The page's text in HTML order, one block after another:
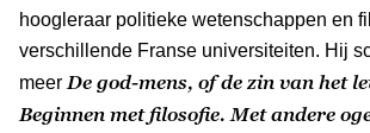
hoogleraar politieke wetenschappen en
verschillende Franse universiteiten. Hij
meer De god-mens, of de zin van het
Beginnen met filosofie. Met andere